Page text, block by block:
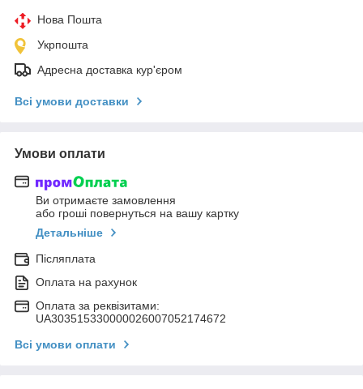
Нова Пошта
Укрпошта
Адресна доставка кур'єром
Всі умови доставки
Умови оплати
Ви отримаєте замовлення
або гроші повернуться на вашу картку
Детальніше
Післяплата
Оплата на рахунок
Оплата за реквізитами:
UA303515330000026007052174672
Всі умови оплати